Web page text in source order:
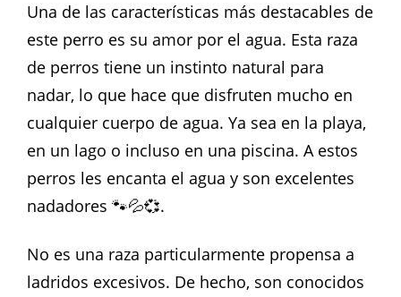
Una de las características más destacables de
este perro es su amor por el agua. Esta raza
de perros tiene un instinto natural para
nadar, lo que hace que disfruten mucho en
cualquier cuerpo de agua. Ya sea en la playa,
en un lago o incluso en una piscina. A estos
perros les encanta el agua y son excelentes
nadadores 🐾💦💞.
No es una raza particularmente propensa a
ladridos excesivos. De hecho, son conocidos